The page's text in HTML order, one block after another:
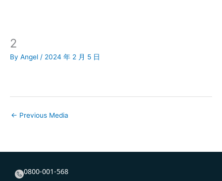
2
By Angel / 2024 年 2 月 5 日
← Previous Media
0800-001-568